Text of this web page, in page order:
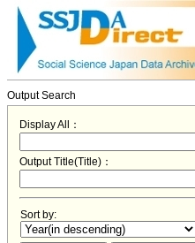
Output Search
Display All：
Output Title(Title)：
Sort by: